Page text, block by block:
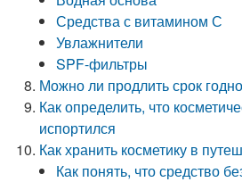
Средства с витамином С
Увлажнители
SPF-фильтры
Можно ли продлить срок
Как определить, что
испортился
Как хранить косметику в
Как понять, что средство